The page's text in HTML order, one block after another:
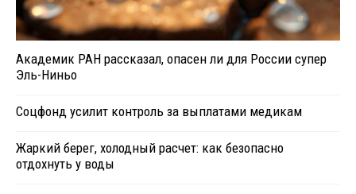
Академик РАН рассказал, опасен ли для России супер
Эль-Ниньо
Соцфонд усилит контроль за выплатами медикам
Жаркий берег, холодный расчет: как безопасно
отдохнуть у воды